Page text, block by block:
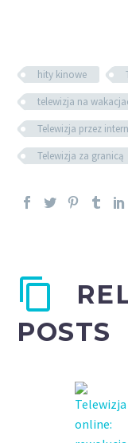
hity kinowe
telewizja na
Telewizja przez
Telewizja za granicą
POSTS